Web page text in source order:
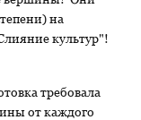
на
культур"!
требовала
от каждого